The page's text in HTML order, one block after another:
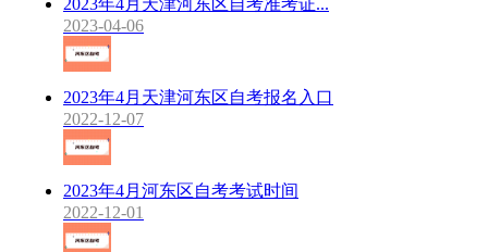
2023年4月天津河东区自考准考证...
2023-04-06
2023年4月天津河东区自考报名入口
2022-12-07
2023年4月河东区自考考试时间
2022-12-01